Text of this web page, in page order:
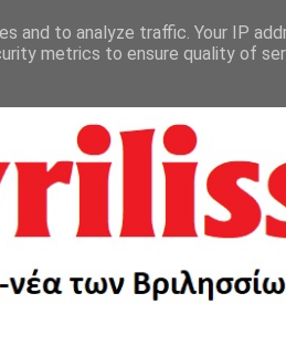
and to analyze traffic. Your IP
metrics to ensure quality of